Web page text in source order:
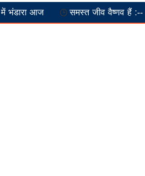
समस्त जीव वैष्णव हैं :-- स्वामी अनतांचार्य